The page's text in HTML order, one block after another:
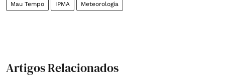
Mau Tempo IPMA Meteorologia
Artigos Relacionados